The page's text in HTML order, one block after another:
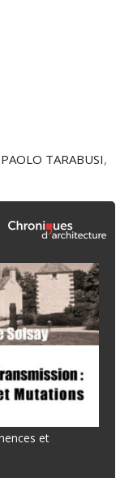
PAOLO TARABUSI,
et